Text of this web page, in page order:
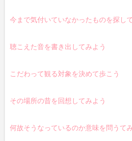
今まで気付いていなかったものを探し
聴こえた音を書き出してみよう
こだわって観る対象を決めて歩こう
その場所の昔を回想してみよう
何故そうなっているのか意味を問うて